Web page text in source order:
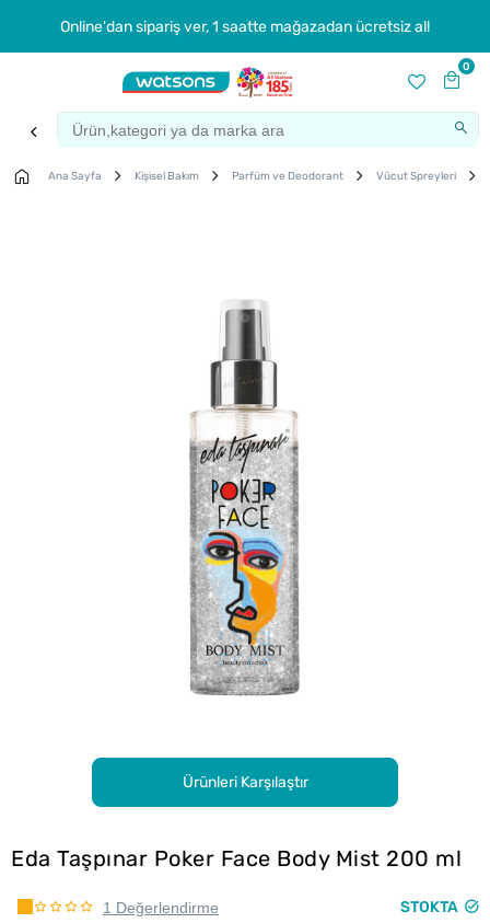
Online'dan sipariş ver, 1 saatte mağazadan ücretsiz al!
0
Ana Sayfa Kişisel Bakım Parfüm ve Deodorant Vücut Spreyleri
Ürünleri Karşılaştır
Eda Taşpınar Poker Face Body Mist 200 ml
1 Değerlendirme STOKTA